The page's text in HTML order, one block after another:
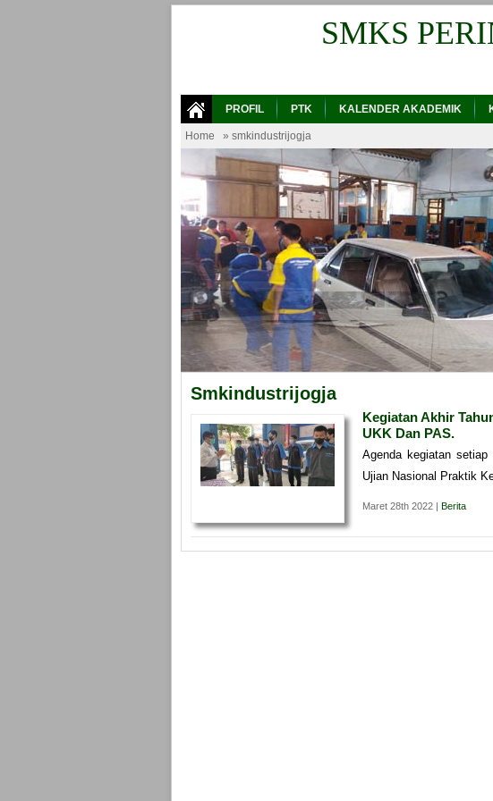
SMKS
PROFIL PTK KALENDER AKADEMIK
Home » smkindustrijogja
Smkindustrijogja
Kegiatan Akhir
UKK Dan PAS.
Agenda kegiatan
Ujian Nasional Praktik
Maret 28th 2022 | Berita